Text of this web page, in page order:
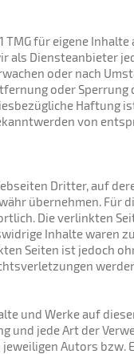
für eigene
als Diensteanbieter
oder nach
oder
Haftung
von
Dritter, auf
übernehmen. Für
Die verlinkten
Inhalte waren
Seiten ist jedoch
und Werke auf
und jede Art der
Autors bzw.